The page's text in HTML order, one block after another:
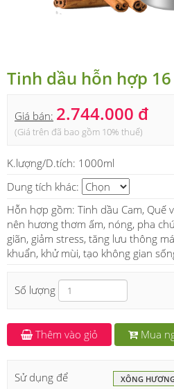
Tinh dầu hỗn hợp 16
Giá bán: 2.744.000 đ
(Giá trên đã bao gồm 10% thuế)
K.lượng/D.tích: 1000ml
Dung tích khác:
Hỗn hợp gồm: Tinh dầu Cam, Quế
nên hương thơm ấm, nóng, pha
giãn, giảm stress, tăng lưu thông
khuẩn, khử mùi, tạo không gian
Số lượng
Thêm vào giỏ Mua
Sử dụng để XÔNG